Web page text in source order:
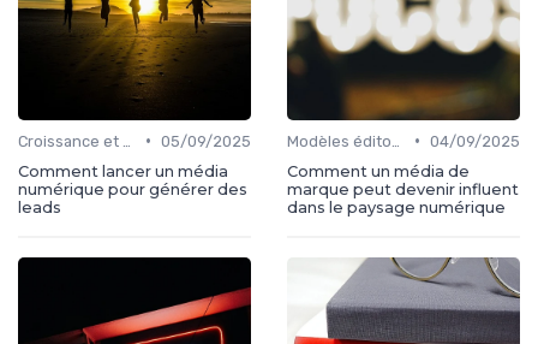
• 05/09/2025
Comment lancer un média
numérique pour générer des
leads
• 04/09/2025
Comment un média de
marque peut devenir influent
dans le paysage numérique